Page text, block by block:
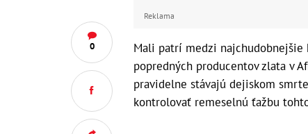
0
Reklama
Mali patrí medzi najchudobnejšie
popredných producentov zlata v
pravidelne stávajú dejiskom
kontrolovať remeselnú ťažbu